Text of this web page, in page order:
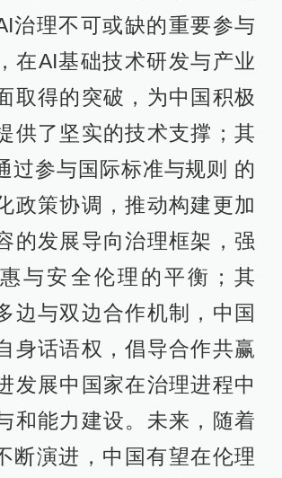
治理不可或缺的重要参与
在AI基础技术研发与产业
取得的突破，为中国积极
供了坚实的技术支撑；其
过参与国际标准与规则 的
政策协调，推动构建更加
的发展导向治理框架，强
与安全伦理的平衡；其
边与双边合作机制，中国
身话语权，倡导合作共赢
发展中国家在治理进程中
和能力建设。未来，随着
断演进，中国有望在伦理